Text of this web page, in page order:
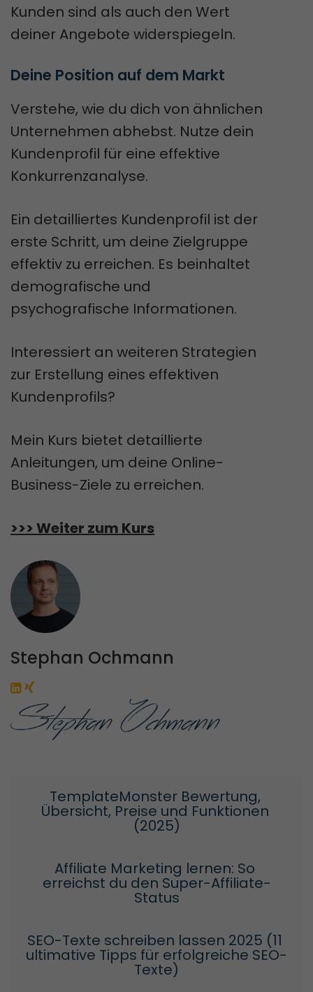
Kunden sind als auch den Wert
deiner Angebote widerspiegeln.
Deine Position auf dem Markt
Verstehe, wie du dich von ähnlichen
Unternehmen abhebst. Nutze dein
Kundenprofil für eine effektive
Konkurrenzanalyse.
Ein detailliertes Kundenprofil ist der
erste Schritt, um deine Zielgruppe
effektiv zu erreichen. Es beinhaltet
demografische und
psychografische Informationen.
Interessiert an weiteren Strategien
zur Erstellung eines effektiven
Kundenprofils?
Mein Kurs bietet detaillierte
Anleitungen, um deine Online-
Business-Ziele zu erreichen.
>>> Weiter zum Kurs
Stephan Ochmann
TemplateMonster Bewertung,
Übersicht, Preise und Funktionen
(2025)
Affiliate Marketing lernen: So
erreichst du den Super-Affiliate-
Status
SEO-Texte schreiben lassen 2025 (11
ultimative Tipps für erfolgreiche SEO-
Texte)